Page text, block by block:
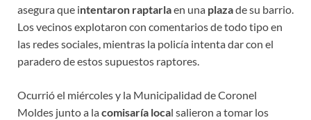
asegura que intentaron raptarlaen una plazade su barrio.
Los vecinos explotaron con comentarios de todo tipo en
las redes sociales, mientras la policía intenta dar con el
paradero de estos supuestos raptores.
Ocurrió el miércoles y la Municipalidad de Coronel
Moldes junto a lacomisaría local salieron a tomar los